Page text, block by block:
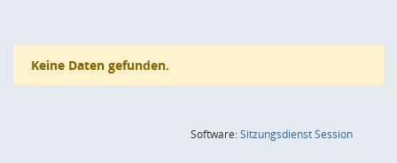
Keine Daten gefunden.
Software:SitzungsdienstSession(Wird in